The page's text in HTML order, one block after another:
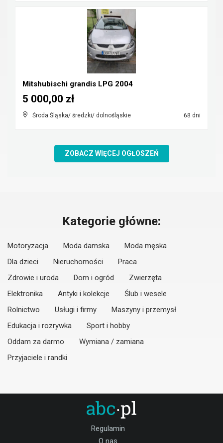
Mitshubischi grandis LPG 2004
Środa Śląska/ średzki/ dolnośląskie 68 dni
5 000,00 zł
ZOBACZ WIĘCEJ OGŁOSZEŃ
Kategorie główne:
Motoryzacja Moda damska
Moda męska
Dla dzieci
Nieruchomości
Praca
Zdrowie i uroda
Dom i ogród
Zwierzęta
Elektronika
Antyki i kolekcje
Ślub i wesele
Rolnictwo
Usługi i firmy
Maszyny i przemysł
Edukacja i rozrywka
Sport i hobby
Oddam za darmo
Wymiana / zamiana
Przyjaciele i randki
Regulamin
O nas